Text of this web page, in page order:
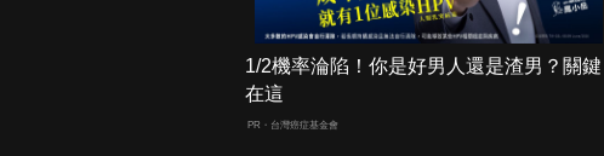
1/2機率淪陷！你是好男人還是渣男？關鍵
在這
PR・台灣癌症基金會